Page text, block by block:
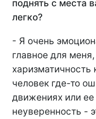
поднять с места
легко?
- Я очень
главное для
харизматичность
человек где-то
движениях или
неуверенность -